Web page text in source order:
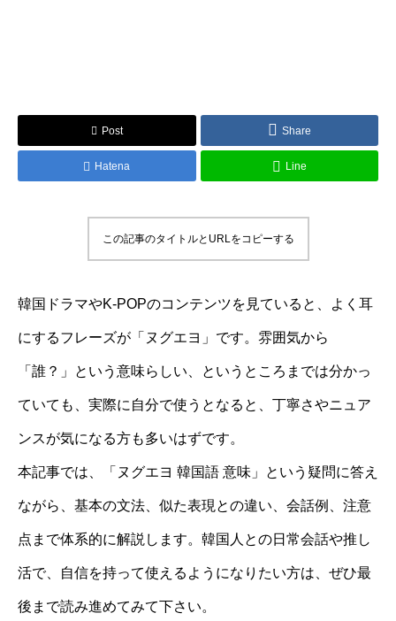
Post Share
Hatena Line
この記事のタイトルとURLをコピーする
韓国ドラマやK-POPのコンテンツを見ていると、よく耳
にするフレーズが「ヌグエヨ」です。雰囲気から
「誰？」という意味らしい、というところまでは分かっ
ていても、実際に自分で使うとなると、丁寧さやニュア
ンスが気になる方も多いはずです。
本記事では、「ヌグエヨ 韓国語 意味」という疑問に答え
ながら、基本の文法、似た表現との違い、会話例、注意
点まで体系的に解説します。韓国人との日常会話や推し
活で、自信を持って使えるようになりたい方は、ぜひ最
後まで読み進めてみて下さい。